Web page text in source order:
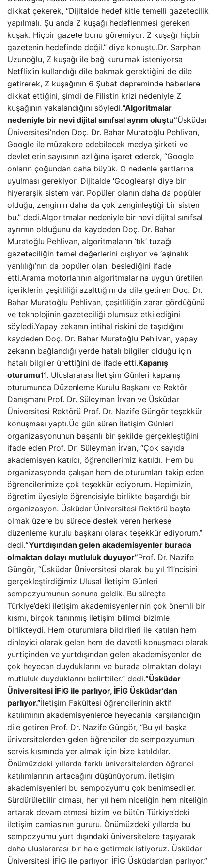
dikkat çekerek, “Dijitalde hedef kitle temelli gazetecilik
yapılmalı. Şu anda Z kuşağı hedeflenmesi gereken
kuşak. Hiçbir gazete bunu göremiyor. Z kuşağı hiçbir
gazetenin hedefinde değil.” diye konuştu.Dr. Sarphan
Uzunoğlu, Z kuşağı ile bağ kurulmak isteniyorsa
Netflix’in kullandığı dile bakmak gerektiğini de dile
getirerek, Z kuşağının 6 Şubat depreminde haberlere
dikkat ettiğini, şimdi de Filistin krizi nedeniyle Z
kuşağının yakalandığını söyledi.“Algoritmalar
nedeniyle bir nevi dijital sınıfsal ayrım oluştu”Üsküdar
Üniversitesi’nden Doç. Dr. Bahar Muratoğlu Pehlivan,
Google ile müzakere edebilecek medya şirketi ve
devletlerin sayısının azlığına işaret ederek, “Google
onların çoğundan daha büyük. O nedenle şartlarına
uyulması gerekiyor. Dijitalde ‘Googlearşi’ diye bir
hiyerarşik sistem var. Popüler olanın daha da popüler
olduğu, zenginin daha da çok zenginleştiği bir sistem
bu.” dedi.Algoritmalar nedeniyle bir nevi dijital sınıfsal
ayrımın olduğunu da kaydeden Doç. Dr. Bahar
Muratoğlu Pehlivan, algoritmaların ‘tık’ tuzağı
gazeteciliğin temel değerlerini dışlıyor ve ‘aşinalık
yanlılığı’nın da popüler olanı beslediğini ifade
etti.Arama motorlarının algoritmalarına uygun üretilen
içeriklerin çeşitliliği azalttığını da dile getiren Doç. Dr.
Bahar Muratoğlu Pehlivan, çeşitliliğin zarar gördüğünü
ve teknolojinin gazeteciliği olumsuz etkilediğini
söyledi.Yapay zekanın intihal riskini de taşıdığını
kaydeden Doç. Dr. Bahar Muratoğlu Pehlivan, yapay
zekanın bağlandığı yerde hatalı bilgiler olduğu için
hatalı bilgiler ürettiğini de ifade etti.Kapanış
oturumu11. Uluslararası İletişim Günleri kapanış
oturumunda Düzenleme Kurulu Başkanı ve Rektör
Danışmanı Prof. Dr. Süleyman İrvan ve Üsküdar
Üniversitesi Rektörü Prof. Dr. Nazife Güngör teşekkür
konuşması yaptı.Üç gün süren İletişim Günleri
organizasyonunun başarılı bir şekilde gerçekleştiğini
ifade eden Prof. Dr. Süleyman İrvan, “Çok sayıda
akademisyen katıldı, öğrencilerimiz katıldı. Hem bu
organizasyonda çalışan hem de oturumları takip eden
öğrencilerimize çok teşekkür ediyorum. Hepimizin,
öğretim üyesiyle öğrencisiyle birlikte başardığı bir
organizasyon. Üsküdar Üniversitesi Rektörü başta
olmak üzere bu sürece destek veren herkese
düzenleme kurulu başkanı olarak teşekkür ediyorum.”
dedi.“Yurtdışından gelen akademisyenler burada
olmaktan dolayı mutluluk duyuyor”Prof. Dr. Nazife
Güngör, “Üsküdar Üniversitesi olarak bu yıl 11’ncisini
gerçekleştirdiğimiz Ulusal İletişim Günleri
sempozyumunun sonuna geldik. Bu süreçte
Türkiye’deki iletişim akademisyenlerinin çok önemli bir
kısmı, birçok tanınmış iletişim bilimci bizimle
birlikteydi. Hem oturumlara bildirileri ile katılan hem
dinleyici olarak gelen hem de davetli konuşmacı olarak
yurtiçinden ve yurtdışından gelen akademisyenler de
çok heyecan duyduklarını ve burada olmaktan dolayı
mutluluk duyduklarını belirttiler.” dedi.“Üsküdar
Üniversitesi İFİG ile parlıyor, İFİG Üsküdar’dan
parlıyor.”İletişim Fakültesi öğrencilerinin aktif
katılımının akademisyenlerce heyecanla karşılandığını
dile getiren Prof. Dr. Nazife Güngör, “Bu yıl başka
üniversitelerden gelen öğrenciler de sempozyumun
servis kısmında yer almak için bize katıldılar.
Önümüzdeki yıllarda farklı üniversitelerden öğrenci
katılımlarının artacağını düşünüyorum. İletişim
akademisyenleri bu sempozyumu çok benimsediler.
Sürdürülebilir olması, her yıl hem niceliğin hem niteliğin
artarak devam etmesi bizim ve bütün Türkiye’deki
iletişim camiasının gururu. Önümüzdeki yıllarda bu
sempozyumu yurt dışındaki üniversitelere taşıyarak
daha uluslararası bir hale getirmek istiyoruz. Üsküdar
Üniversitesi İFİG ile parlıyor, İFİG Üsküdar’dan parlıyor.”